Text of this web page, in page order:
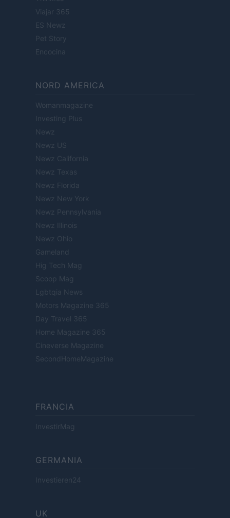
Viajar 365
ES Newz
Pet Story
Encocina
NORD AMERICA
Womanmagazine
Investing Plus
Newz
Newz US
Newz California
Newz Texas
Newz Florida
Newz New York
Newz Pennsylvania
Newz Illinois
Newz Ohio
Gameland
Hig Tech Mag
Scoop Mag
Lgbtqia News
Motors Magazine 365
Day Travel 365
Home Magazine 365
Cineverse Magazine
SecondHomeMagazine
FRANCIA
InvestirMag
GERMANIA
Investieren24
UK